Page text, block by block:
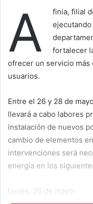
A
finia, filial
fortalecer
ofrecer un servicio más
usuarios.
Entre el 26 y 28 de
llevará a cabo labores
instalación de nuevos
cambio de elementos
intervenciones será
energía en los
Lunes, 26 de mayo: